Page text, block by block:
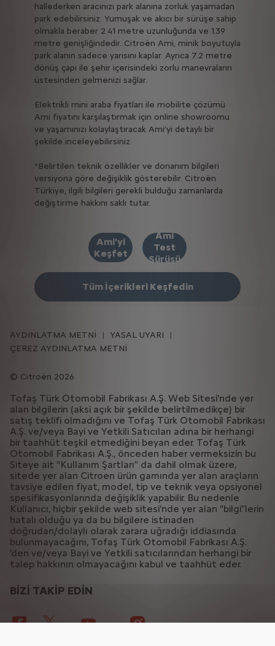
hallederken aracınızı park alanına zorluk yaşamadan
park edebilirsiniz. Yumuşak ve akıcı bir sürüşe sahip
olmakla beraber 2.41 metre uzunluğunda ve 1.39
metre genişliğindedir. Citroën Ami, minik boyutuyla
park alanın sadece yarısını kaplar. Ayrıca 7.2 metre
dönüş çapı ile şehir içerisindeki zorlu manevraların
üstesinden gelmenizi sağlar.
Elektrikli mini araba fiyatları ile mobilite çözümü
Ami fiyatını karşılaştırmak için online showroomu
ve yaşamınızı kolaylaştıracak Ami’yi detaylı bir
şekilde inceleyebilirsiniz.
*Belirtilen teknik özellikler ve donanım bilgileri
versiyona göre değişiklik gösterebilir. Citroën
Türkiye, ilgili bilgileri gerekli bulduğu zamanlarda
değiştirme hakkını saklı tutar.
Ami'yi
Keşfet
Ami
Test
Sürüşü
Tüm İçerikleri Keşfedin
BİZİ TAKİP EDİN
Citroën 2026
AYDINLATMA METNİ
YASAL UYARI
ÇEREZ AYDINLATMA METNİ
Tofaş Türk Otomobil Fabrikası A.Ş. Web Sitesi'nde yer
alan bilgilerin (aksi açık bir şekilde belirtilmedikçe) bir
satış teklifi olmadığını ve Tofaş Türk Otomobil Fabrikası
A.Ş. ve/veya Bayi ve Yetkili Satıcıları adına bir herhangi
bir taahhüt teşkil etmediğini beyan eder. Tofaş Türk
Otomobil Fabrikası A.Ş., önceden haber vermeksizin bu
Siteye ait “Kullanım Şartları” da dahil olmak üzere,
sitede yer alan Citroen ürün gamında yer alan araçların
tavsiye edilen fiyat, model, tip ve teknik veya opsiyonel
spesifikasyonlarında değişiklik yapabilir. Bu nedenle
Kullanıcı, hiçbir şekilde web sitesi'nde yer alan "bilgi"lerin
hatalı olduğu ya da bu bilgilere istinaden
doğrudan/dolaylı olarak zarara uğradığı iddiasında
bulunmayacağını, Tofaş Türk Otomobil Fabrikası A.Ş.
’den ve/veya Bayi ve Yetkili satıcılarından herhangi bir
talep hakkının olmayacağını kabul ve taahhüt eder.